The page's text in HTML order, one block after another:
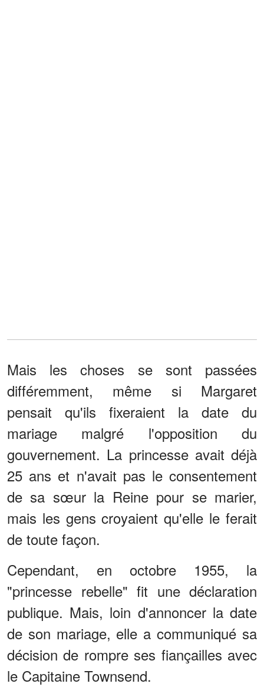
Mais les choses se sont passées
différemment, même si Margaret
pensait qu'ils fixeraient la date du
mariage malgré l'opposition du
gouvernement. La princesse avait déjà
25 ans et n'avait pas le consentement
de sa sœur la Reine pour se marier,
mais les gens croyaient qu'elle le ferait
de toute façon.
Cependant, en octobre 1955, la
"princesse rebelle" fit une déclaration
publique. Mais, loin d'annoncer la date
de son mariage, elle a communiqué sa
décision de rompre ses fiançailles avec
le Capitaine Townsend.